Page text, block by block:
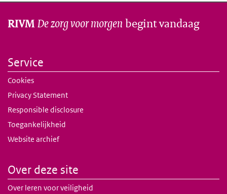
RIVMDe zorg voor morgen begint vandaag
Service
Cookies
Privacy Statement
Responsible disclosure
Toegankelijkheid
Website archief
Over deze site
Over leren voor veiligheid